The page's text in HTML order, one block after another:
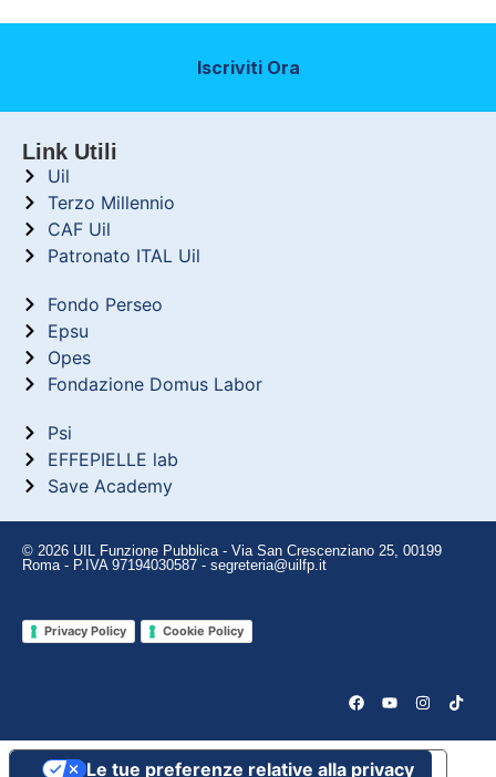
Iscriviti Ora
Link Utili
Uil
Terzo Millennio
CAF Uil
Patronato ITAL Uil
Fondo Perseo
Epsu
Opes
Fondazione Domus Labor
Psi
EFFEPIELLE lab
Save Academy
© 2026 UIL Funzione Pubblica - Via San Crescenziano 25, 00199
Roma - P.IVA 97194030587 - segreteria@uilfp.it
Privacy Policy Cookie Policy
Le tue preferenze relative alla privacy